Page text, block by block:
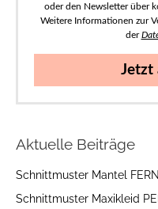
oder den Newsletter über
Weitere Informationen zur
der
Jetzt
Aktuelle Beiträge
Schnittmuster Mantel
Schnittmuster Maxikleid